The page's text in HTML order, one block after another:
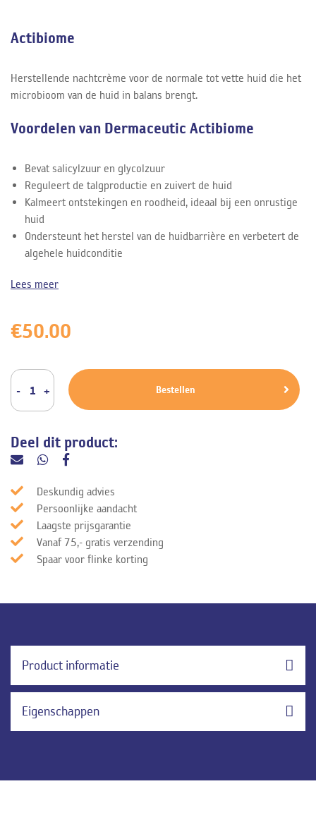
Actibiome
Herstellende nachtcrème voor de normale tot vette huid die het
microbioom van de huid in balans brengt.
Voordelen van Dermaceutic Actibiome
Bevat salicylzuur en glycolzuur
Reguleert de talgproductie en zuivert de huid
Kalmeert ontstekingen en roodheid, ideaal bij een onrustige
huid
Ondersteunt het herstel van de huidbarrière en verbetert de
algehele huidconditie
Lees meer
€50.00
Bestellen
Deel dit product:
Deskundig advies
Persoonlijke aandacht
Laagste prijsgarantie
Vanaf 75,- gratis verzending
Spaar voor flinke korting
Product informatie
Eigenschappen